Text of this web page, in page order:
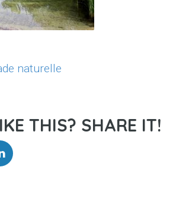
naturelle
THIS? SHARE IT!